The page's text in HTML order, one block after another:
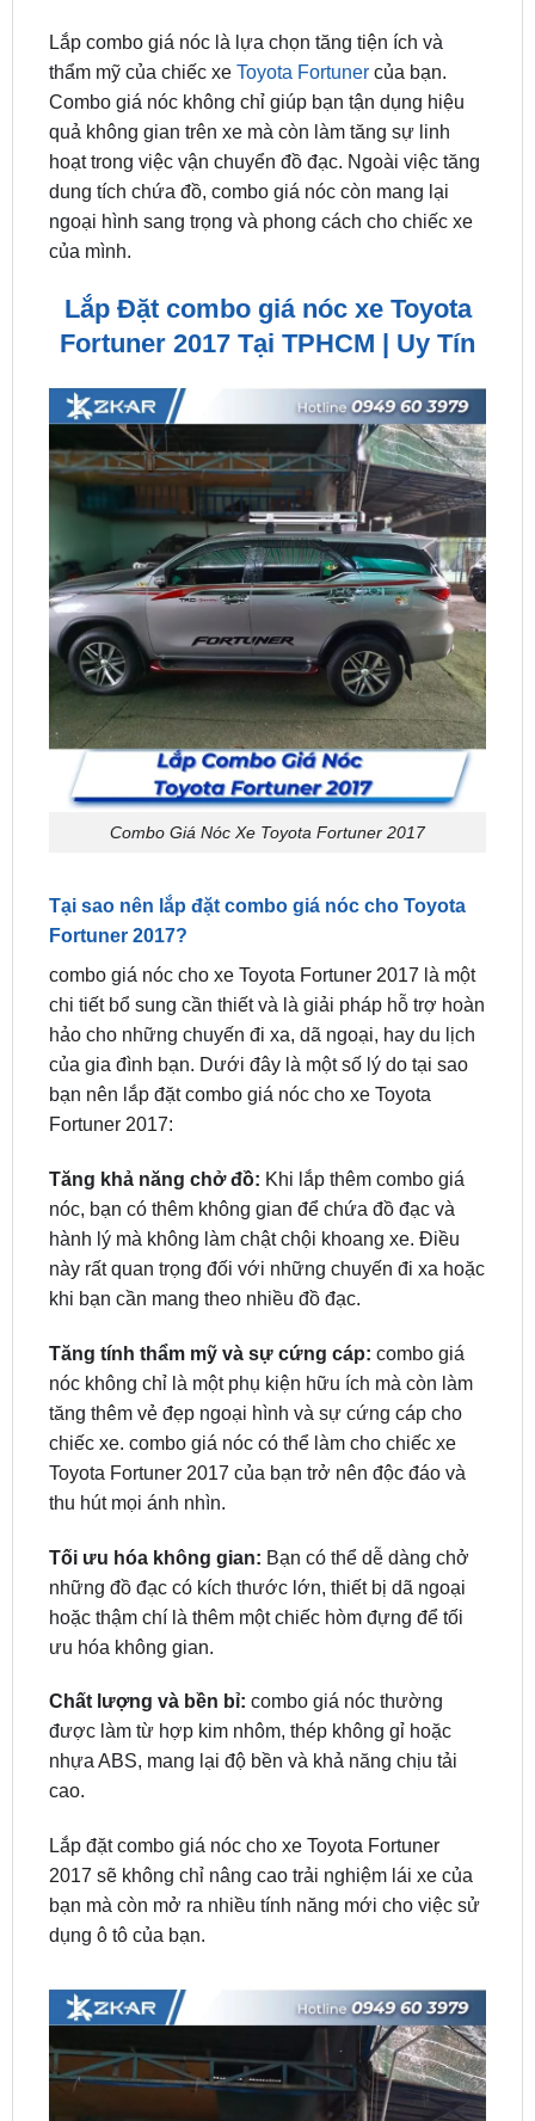
Combo giá nóc không chỉ giúp bạn tận dụng hiệu
quả không gian trên xe mà còn làm tăng sự linh
hoạt trong việc vận chuyển đồ đạc. Ngoài việc tăng
dung tích chứa đồ, combo giá nóc còn mang lại
ngoại hình sang trọng và phong cách cho chiếc xe
của mình.
Lắp Đặt combo giá nóc xe Toyota
Combo Giá Nóc Xe Toyota Fortuner 2017
Tại sao nên lắp đặt combo giá nóc cho Toyota
combo giá nóc cho xe Toyota Fortuner 2017 là một
chi tiết bổ sung cần thiết và là giải pháp hỗ trợ hoàn
hảo cho những chuyến đi xa, dã ngoại, hay du lịch
của gia đình bạn. Dưới đây là một số lý do tại sao
bạn nên lắp đặt combo giá nóc cho xe Toyota
Fortuner 2017:
Tăng khả năng chở đồ:
hành lý mà không làm chật chội khoang xe. Điều
này rất quan trọng đối với những chuyến đi xa hoặc
khi bạn cần mang theo nhiều đồ đạc.
Tăng tính thẩm mỹ và sự cứng cáp:
tăng thêm vẻ đẹp ngoại hình và sự cứng cáp cho
chiếc xe. combo giá nóc có thể làm cho chiếc xe
Toyota Fortuner 2017 của bạn trở nên độc đáo và
thu hút mọi ánh nhìn.
Tối ưu hóa không gian:
hoặc thậm chí là thêm một chiếc hòm đựng để tối
ưu hóa không gian.
Chất lượng và bền bỉ:
nhựa ABS, mang lại độ bền và khả năng chịu tải
cao.
Lắp đặt combo giá nóc cho xe Toyota Fortuner
bạn mà còn mở ra nhiều tính năng mới cho việc sử
dụng ô tô của bạn.